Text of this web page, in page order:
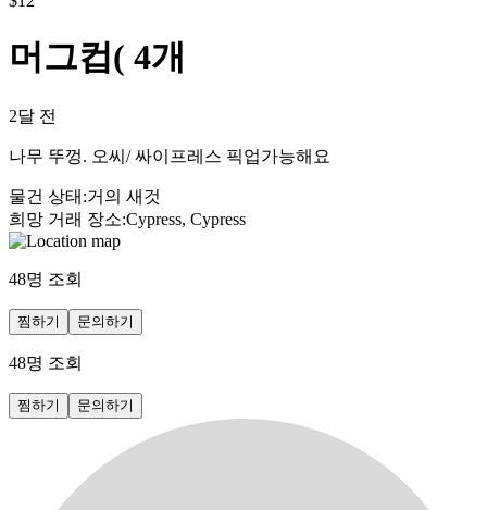
머그컵( 4개
2달 전
나무 뚜껑. 오씨/ 싸이프레스 픽업가능해요
물건 상태 :거의 새것
희망 거래 장소:Cypress, Cypress
48명 조회
찜하기 문의하기
48명 조회
찜하기 문의하기